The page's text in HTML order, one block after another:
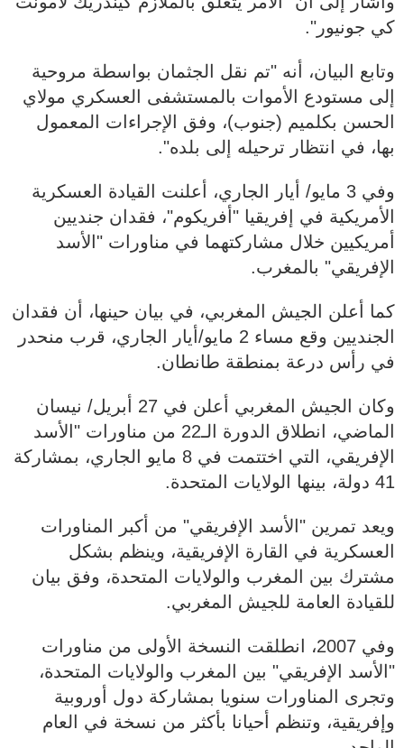
كي جونيور".
وتابع البيان، أنه "تم نقل الجثمان بواسطة مروحية
إلى مستودع الأموات بالمستشفى العسكري مولاي
الحسن بكلميم (جنوب)، وفق الإجراءات المعمول
بها، في انتظار ترحيله إلى بلده".
وفي 3 مايو/ أيار الجاري، أعلنت القيادة العسكرية
الأمريكية في إفريقيا "أفريكوم"، فقدان جنديين
أمريكيين خلال مشاركتهما في مناورات "الأسد
الإفريقي" بالمغرب.
كما أعلن الجيش المغربي، في بيان حينها، أن فقدان
الجنديين وقع مساء 2 مايو/أيار الجاري، قرب منحدر
في رأس درعة بمنطقة طانطان.
وكان الجيش المغربي أعلن في 27 أبريل/ نيسان
الماضي، انطلاق الدورة الـ22 من مناورات "الأسد
الإفريقي، التي اختتمت في 8 مايو الجاري، بمشاركة
41 دولة، بينها الولايات المتحدة.
ويعد تمرين "الأسد الإفريقي" من أكبر المناورات
العسكرية في القارة الإفريقية، وينظم بشكل
مشترك بين المغرب والولايات المتحدة، وفق بيان
للقيادة العامة للجيش المغربي.
وفي 2007، انطلقت النسخة الأولى من مناورات
"الأسد الإفريقي" بين المغرب والولايات المتحدة،
وتجرى المناورات سنويا بمشاركة دول أوروبية
وإفريقية، وتنظم أحيانا بأكثر من نسخة في العام